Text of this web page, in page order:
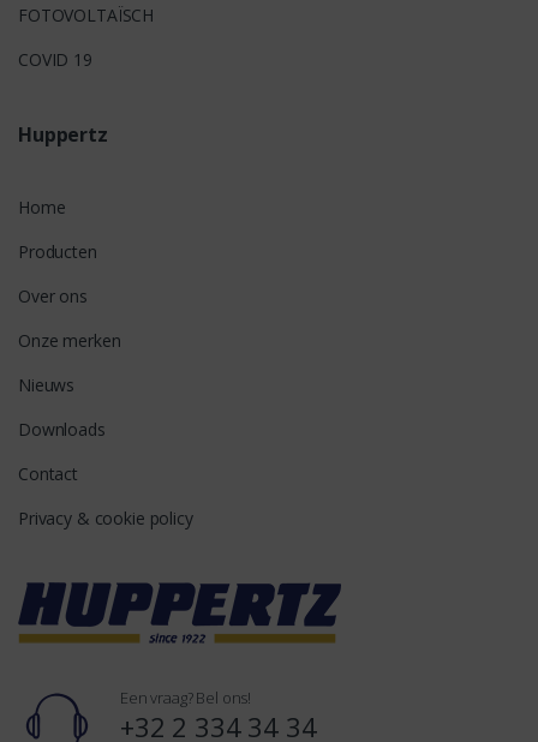
FOTOVOLTAÏSCH
COVID 19
Huppertz
Home
Producten
Over ons
Onze merken
Nieuws
Downloads
Contact
Privacy & cookie policy
Een vraag? Bel ons!
+32 2 334 34 34